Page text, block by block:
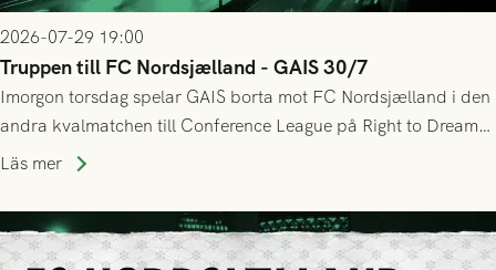
2026-07-29 19:00
Truppen till FC Nordsjælland - GAIS 30/7
Imorgon torsdag spelar GAIS borta mot FC Nordsjælland i den
andra kvalmatchen till Conference League på Right to Dream
Park! Fredrik Holmberg och ledarstaben har tagit ut följande
Läs mer